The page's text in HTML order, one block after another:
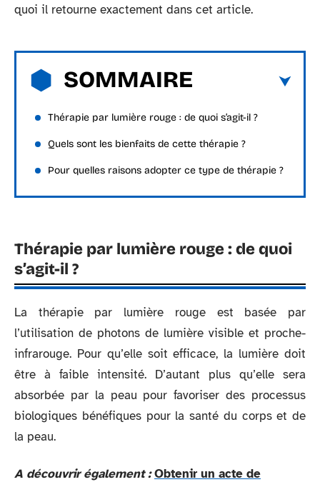
quoi il retourne exactement dans cet article.
SOMMAIRE
Thérapie par lumière rouge : de quoi s’agit-il ?
Quels sont les bienfaits de cette thérapie ?
Pour quelles raisons adopter ce type de thérapie ?
Thérapie par lumière rouge : de quoi
s’agit-il ?
La thérapie par lumière rouge est basée par
l’utilisation de photons de lumière visible et proche-
infrarouge. Pour qu’elle soit efficace, la lumière doit
être à faible intensité. D’autant plus qu’elle sera
absorbée par la peau pour favoriser des processus
biologiques bénéfiques pour la santé du corps et de
la peau.
A découvrir également : Obtenir un acte de